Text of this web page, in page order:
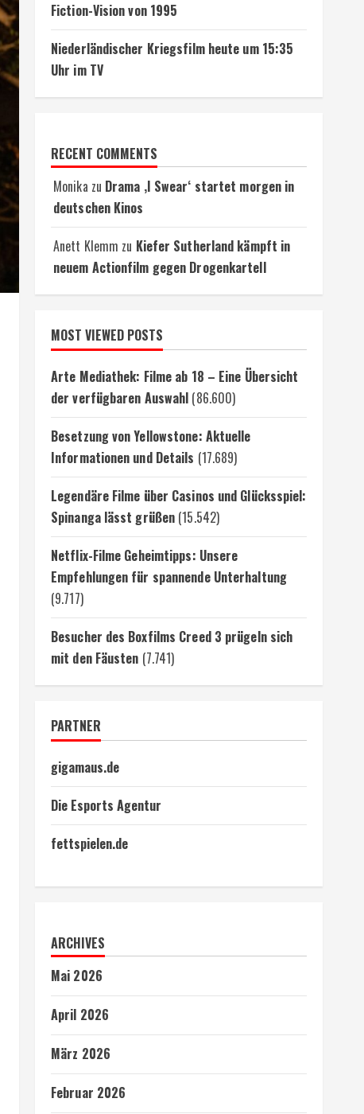
Fiction-Vision von 1995
Niederländischer Kriegsfilm heute um 15:35
Uhr im TV
RECENT COMMENTS
Monika zu Drama ‚I Swear‘ startet morgen in
deutschen Kinos
Anett Klemm zu Kiefer Sutherland kämpft in
neuem Actionfilm gegen Drogenkartell
MOST VIEWED POSTS
Arte Mediathek: Filme ab 18 – Eine Übersicht
der verfügbaren Auswahl (86.600)
Besetzung von Yellowstone: Aktuelle
Informationen und Details (17.689)
Legendäre Filme über Casinos und Glücksspiel:
Spinanga lässt grüßen (15.542)
Netflix-Filme Geheimtipps: Unsere
Empfehlungen für spannende Unterhaltung
(9.717)
Besucher des Boxfilms Creed 3 prügeln sich
mit den Fäusten (7.741)
PARTNER
gigamaus.de
Die Esports Agentur
fettspielen.de
ARCHIVES
Mai 2026
April 2026
März 2026
Februar 2026